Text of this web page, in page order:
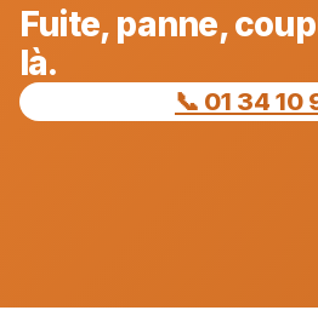
Fuite, panne,
là.
📞 01 34 10